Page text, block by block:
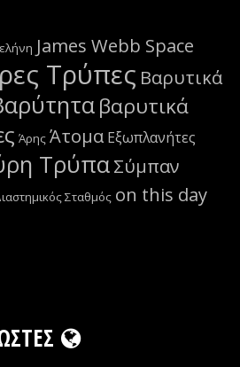
James Webb Space
Τρύπες Βαρυτικά
βαρυτικά
Άρης Άτομα Εξωπλανήτες
ΤρύπαΣύμπαν
Σταθμός on this day